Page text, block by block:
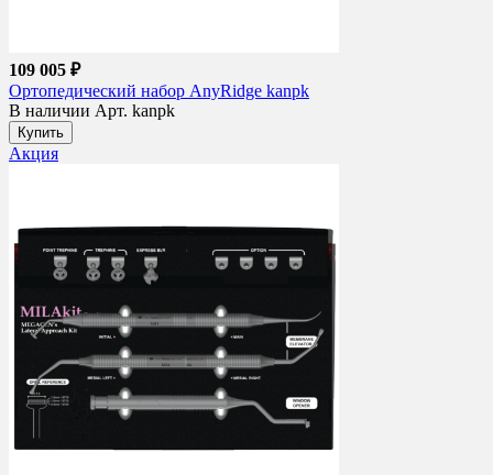
109 005 ₽
Ортопедический набор AnyRidge kanpk
В наличии Арт. kanpk
Купить
Акция